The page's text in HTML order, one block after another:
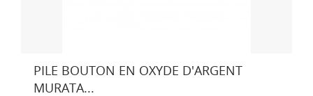
PILE BOUTON EN OXYDE D'ARGENT
MURATA...